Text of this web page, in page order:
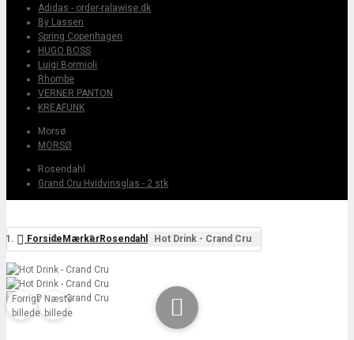
Adidas - order-ralawise.dk
By Lassen
Spring Copenhagen
HUGO BOSS
Luigi Bormioli
Rhombe
VERNER PANTON
KREAFUNK
Morsø
MORSØ
Rosendahl
Grand Cru Hvidvinsglas - 2 stk
Forside MærkerRosendahl Hot Drink - Crand Cru
Forrige
billede
Næste
billede
